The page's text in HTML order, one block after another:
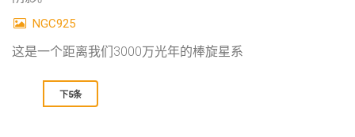
NGC925
这是一个距离我们3000万光年的棒旋星系
下5条